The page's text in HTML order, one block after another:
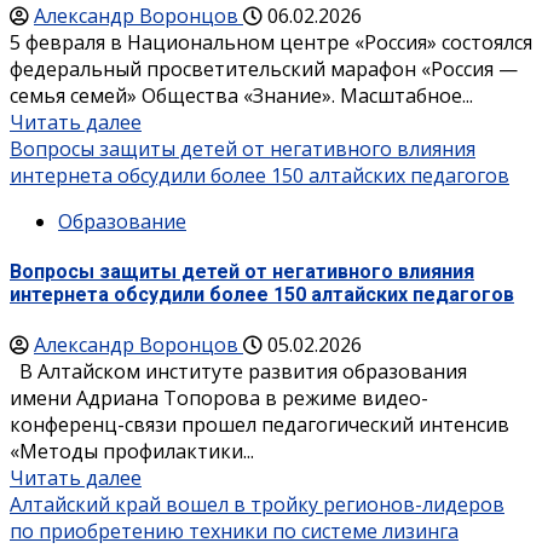
Александр Воронцов
06.02.2026
5 февраля в Национальном центре «Россия» состоялся
федеральный просветительский марафон «Россия —
семья семей» Общества «Знание». Масштабное...
Читать далее
Вопросы защиты детей от негативного влияния
интернета обсудили более 150 алтайских педагогов
Образование
Вопросы защиты детей от негативного влияния
интернета обсудили более 150 алтайских педагогов
Александр Воронцов
05.02.2026
В Алтайском институте развития образования
имени Адриана Топорова в режиме видео-
конференц-связи прошел педагогический интенсив
«Методы профилактики...
Читать далее
Алтайский край вошел в тройку регионов-лидеров
по приобретению техники по системе лизинга